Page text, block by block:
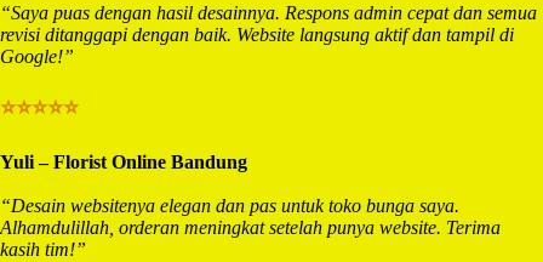
“Saya puas dengan hasil desainnya. Respons admin cepat dan semua
revisi ditanggapi dengan baik. Website langsung aktif dan tampil di
Google!”
⭐⭐⭐⭐⭐
Yuli – Florist Online Bandung
“Desain websitenya elegan dan pas untuk toko bunga saya.
Alhamdulillah, orderan meningkat setelah punya website. Terima
kasih tim!”